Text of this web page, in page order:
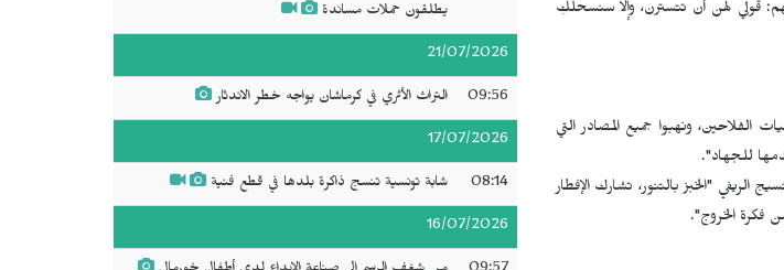
قولي لهن أن تتسترن، وإلا سنسحلكِ
الفلاحين، ونهبوا جميع المصادر التي
للجهاد".
"الخبز بالتنور، تشارك الإفطار
فكرة الخروج".
يطلقون حملات مساندة
21/07/2026
09:56 التراث الأثري في كرماشان يواجه خطر الاندثار
17/07/2026
08:14 شابة تونسية تنسج ذاكرة بلدها في قطع فنية
16/07/2026